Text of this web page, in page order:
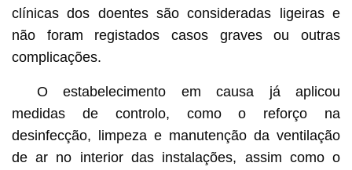
clínicas dos doentes são consideradas ligeiras e
não foram registados casos graves ou outras
complicações.
O estabelecimento em causa já aplicou
medidas de controlo, como o reforço na
desinfecção, limpeza e manutenção da ventilação
de ar no interior das instalações, assim como o